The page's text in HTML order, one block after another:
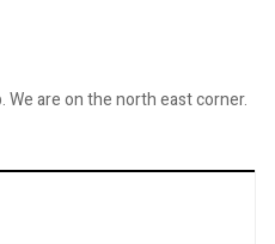
are on the north east corner.